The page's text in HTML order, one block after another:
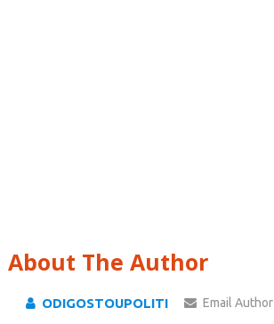
About The Author
ODIGOSTOUPOLITI Email Author